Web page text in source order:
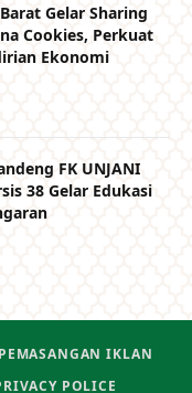
Gelar Sharing
Cookies, Perkuat
Ekonomi
FK UNJANI
38 Gelar Edukasi
PEMASANGAN IKLAN
POLICE